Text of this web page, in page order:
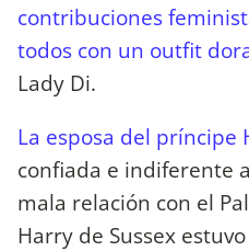
contribuciones
todos con un outfit
Lady Di.
La esposa del príncipe
confiada e indiferente
mala relación con el
Harry de Sussex